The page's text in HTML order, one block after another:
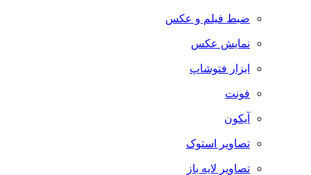
ضبط فيلم و عكس
نمایش عکس
ابزار فتوشاپ
فونت
آیکون
تصاویر استوک
تصاویر لایه باز